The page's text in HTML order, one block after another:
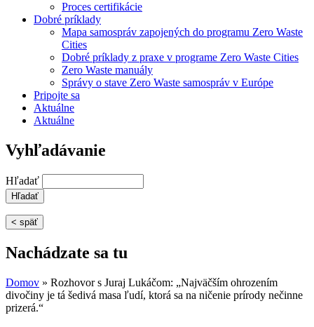
Proces certifikácie
Dobré príklady
Mapa samospráv zapojených do programu Zero Waste
Cities
Dobré príklady z praxe v programe Zero Waste Cities
Zero Waste manuály
Správy o stave Zero Waste samospráv v Európe
Pripojte sa
Aktuálne
Aktuálne
Vyhľadávanie
Hľadať
< späť
Nachádzate sa tu
Domov » Rozhovor s Juraj Lukáčom: „Najväčším ohrozením
divočiny je tá šedivá masa ľudí, ktorá sa na ničenie prírody nečinne
prizerá.“